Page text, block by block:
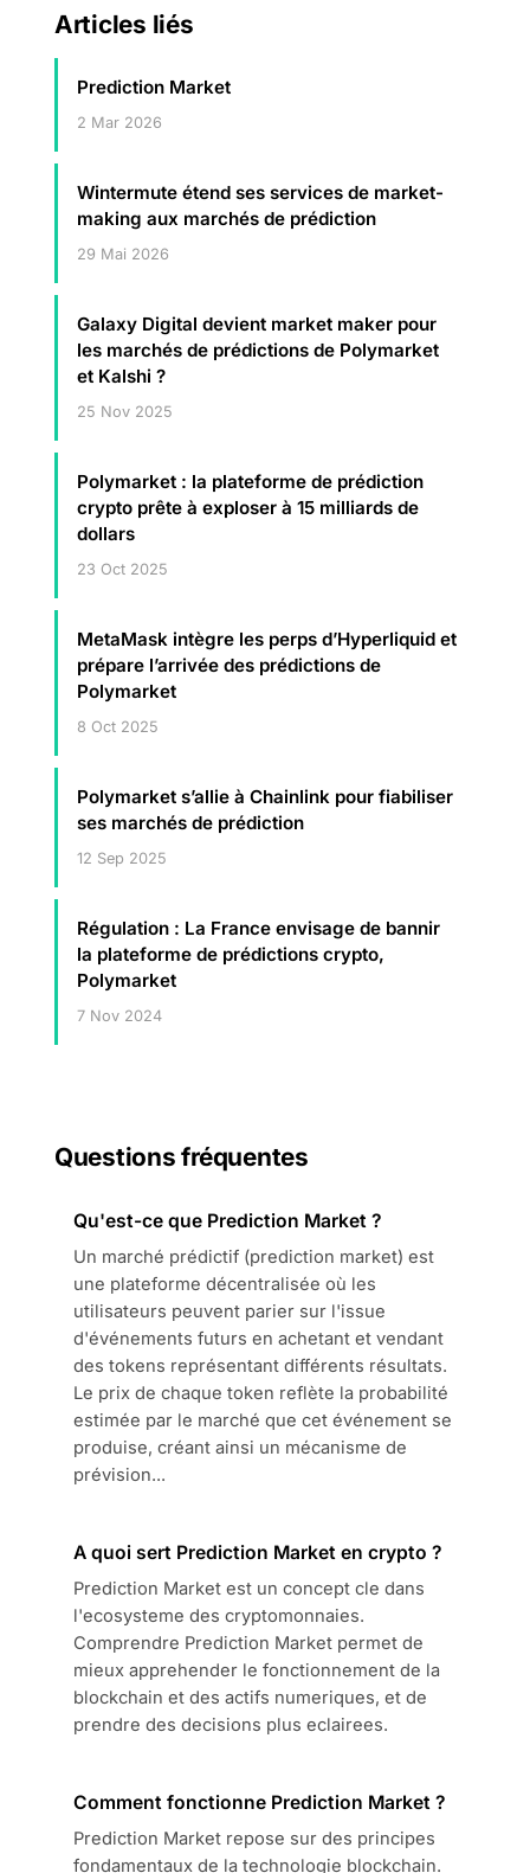
Articles liés
Prediction Market
2 Mar 2026
Wintermute étend ses services de market-
making aux marchés de prédiction
29 Mai 2026
Galaxy Digital devient market maker pour
les marchés de prédictions de Polymarket
et Kalshi ?
25 Nov 2025
Polymarket : la plateforme de prédiction
crypto prête à exploser à 15 milliards de
dollars
23 Oct 2025
MetaMask intègre les perps d’Hyperliquid et
prépare l’arrivée des prédictions de
Polymarket
8 Oct 2025
Polymarket s’allie à Chainlink pour fiabiliser
ses marchés de prédiction
12 Sep 2025
Régulation : La France envisage de bannir
la plateforme de prédictions crypto,
Polymarket
7 Nov 2024
Questions fréquentes
Qu'est-ce que Prediction Market ?
Un marché prédictif (prediction market) est
une plateforme décentralisée où les
utilisateurs peuvent parier sur l'issue
d'événements futurs en achetant et vendant
des tokens représentant différents résultats.
Le prix de chaque token reflète la probabilité
estimée par le marché que cet événement se
produise, créant ainsi un mécanisme de
prévision...
A quoi sert Prediction Market en crypto ?
Prediction Market est un concept cle dans
l'ecosysteme des cryptomonnaies.
Comprendre Prediction Market permet de
mieux apprehender le fonctionnement de la
blockchain et des actifs numeriques, et de
prendre des decisions plus eclairees.
Comment fonctionne Prediction Market ?
Prediction Market repose sur des principes
fondamentaux de la technologie blockchain.